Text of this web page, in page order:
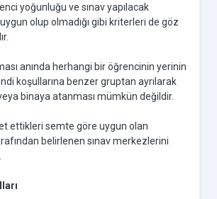
yoğunluğu ve sınav yapılacak
uygun olup olmadığı gibi kriterleri de göz
anında herhangi bir öğrencinin yerinin
koşullarına benzer gruptan ayrılarak
binaya atanması mümkün değildir.
ettikleri semte göre uygun olan
belirlenen sınav merkezlerini